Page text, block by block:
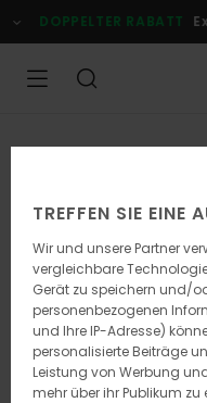
zur
Produktinformation
DOPPELTER RABATT
TREFFEN SIE EINE
Wir und unsere Partner
vergleichbare
Gerät zu speichern und/
personenbezogenen
und Ihre IP-Adresse)
personalisierte Beiträge
Leistung von Werbung
mehr über ihr Publikum zu